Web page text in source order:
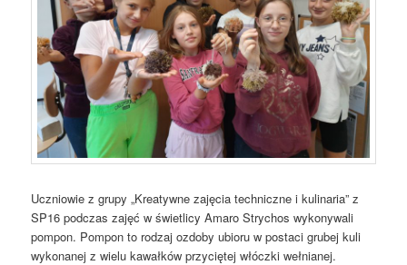
Uczniowie z grupy „Kreatywne zajęcia techniczne i kulinaria” z
SP16 podczas zajęć w świetlicy Amaro Strychos wykonywali
pompon. Pompon to rodzaj ozdoby ubioru w postaci grubej kuli
wykonanej z wielu kawałków przyciętej włóczki wełnianej.